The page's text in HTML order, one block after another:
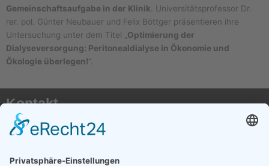
Gemeinschaftsaufgabe in der Klinik . Universitätsprofessor Dr.
rer. pol. Günter Neubauer und Felix Böttger präsentieren ihre
Untersuchung unter dem Titel „ Optimierung der
Dialyseversorgung: Peritonealdialyse in Ökonomie und
Ökologie überlegen!“.
Kontakt
AKTX Pflege e.V.
50116 Bergheim